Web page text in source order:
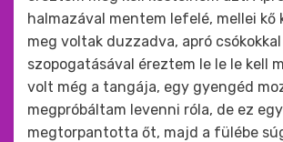
halmazával mentem lefelé, mellei kő
meg voltak duzzadva, apró
szopogatásával éreztem le le le kell
volt még a tangája, egy gyengéd
megpróbáltam levenni róla, de ez
megtorpantotta őt, majd a fülébe